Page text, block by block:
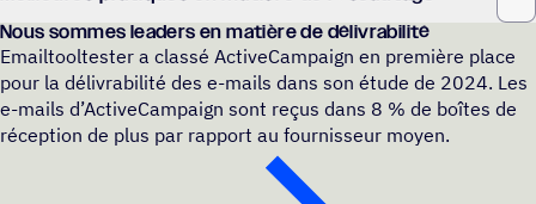
Nous sommes leaders en matière de délivrabilité
Emailtooltester a classé ActiveCampaign en première place
pour la délivrabilité des e-mails dans son étude de 2024. Les
e-mails d’ActiveCampaign sont reçus dans 8 % de boîtes de
réception de plus par rapport au fournisseur moyen.